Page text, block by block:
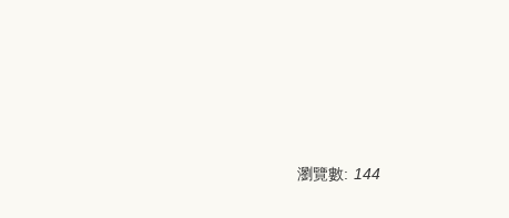
瀏覽數: 144